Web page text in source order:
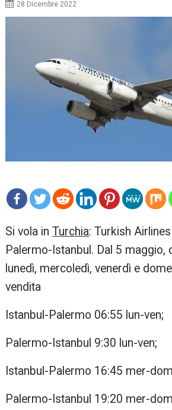
28 Dicembre 2022
Si vola inTurchia: Turkish
Palermo-Istanbul. Dal 5 maggio,
lunedì, mercoledì, venerdì e
vendita
Istanbul-Palermo 06:55 lun-ven;
Palermo-Istanbul 9:30 lun-ven;
Istanbul-Palermo 16:45 mer-
Palermo-Istanbul 19:20 mer-dom